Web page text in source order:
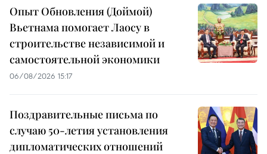
Опыт Обновления (Доймой)
Вьетнама помогает Лаосу в
строительстве независимой и
самостоятельной экономики
06/08/2026 15:17
Поздравительные письма по
случаю 50-летия установления
дипломатических отношений